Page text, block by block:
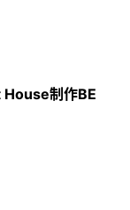
制作BE